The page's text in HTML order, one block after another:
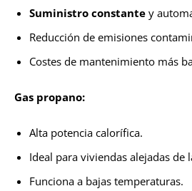
Suministro constante y
Reducción de emisiones
Costes de mantenimiento más
Gas propano:
Alta potencia calorífica.
Ideal para viviendas alejadas de
Funciona a bajas temperaturas.